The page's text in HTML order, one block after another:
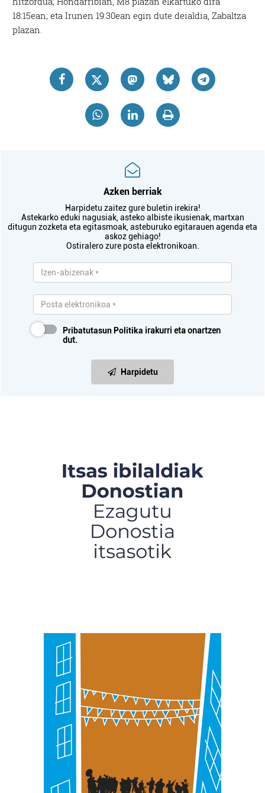
18:15ean; eta Irunen 19:30ean egin dute deialdia, Zabaltza
plazan.
Azken berriak
Harpidetu zaitez gure buletin irekira!
Astekarko eduki nagusiak, asteko albiste ikusienak, martxan
ditugun zozketa eta egitasmoak, asteburuko egitarauen agenda eta
askoz gehiago!
Ostiralero zure posta elektronikoan.
Pribatutasun Politika irakurri eta onartzen
dut.
Harpidetu